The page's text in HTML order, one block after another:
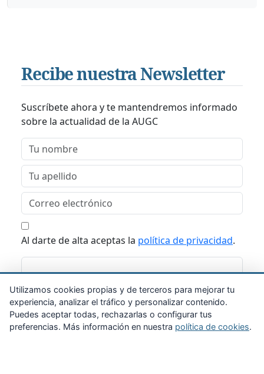
Recibe nuestra Newsletter
Suscríbete ahora y te mantendremos informado
sobre la actualidad de la AUGC
Al darte de alta aceptas la política de privacidad.
Suscribirme
Utilizamos cookies propias y de terceros para mejorar tu
experiencia, analizar el tráfico y personalizar contenido.
Puedes aceptar todas, rechazarlas o configurar tus
preferencias. Más información en nuestra política de cookies.